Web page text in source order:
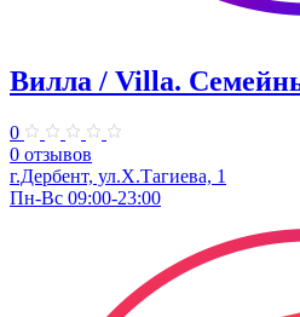
Вилла / Villa.
0
0 отзывов
г.Дербент, ул.Х.Тагиева, 1
Пн-Вс 09:00-23:00